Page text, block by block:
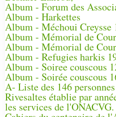
Album - Forum des
Album - Harkettes
Album - Méchoui Creysse
Album - Mémorial de
Album - Mémorial de
Album - Refugies harkis
Album - Soiree couscous
Album - Soirée couscous
A- Liste des 146
Rivesaltes établie par
les services de l'ONACVG.